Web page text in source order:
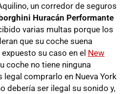
un corredor de seguros
Huracán Performante
varias multas porque los
que su coche suena
su caso en el New
coche no tiene ninguna
legal comprarlo en Nueva York
debería ser ilegal su sonido y,